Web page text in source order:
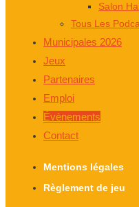
Salon
Tous Les
Municipales 2026
Jeux
Partenaires
Emploi
Évènements
Contact
Mentions légales
Règlement de jeu